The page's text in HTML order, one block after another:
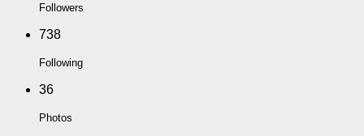
Followers
738
Following
36
Photos